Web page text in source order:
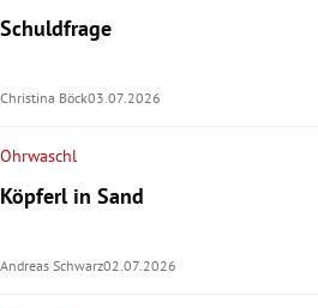
Schuldfrage
Christina Böck03.07.2026
Ohrwaschl
Köpferl in Sand
Andreas Schwarz02.07.2026